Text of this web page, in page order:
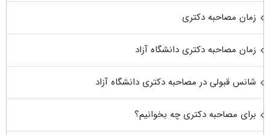
زمان مصاحبه دکتری
زمان مصاحبه دکتری دانشگاه آزاد
شانس قبولی در مصاحبه دکتری دانشگاه آزاد
برای مصاحبه دکتری چه بخوانیم؟